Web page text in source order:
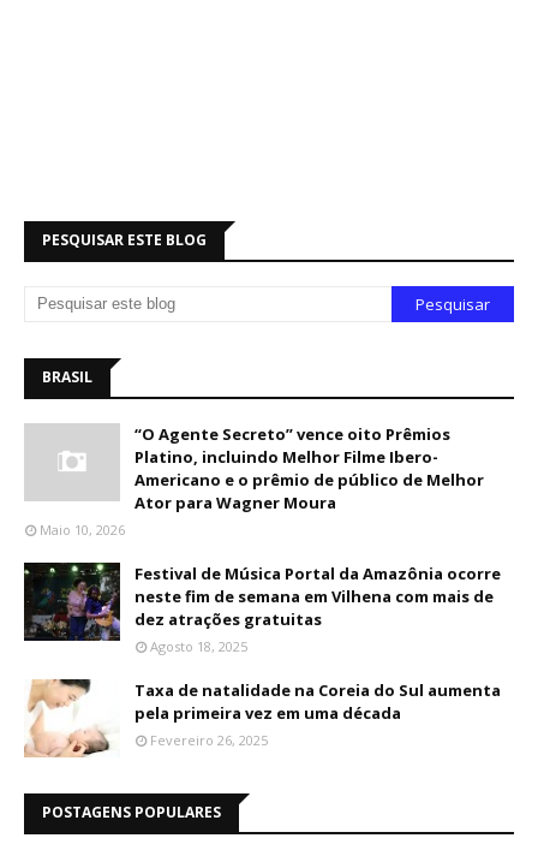
PESQUISAR ESTE BLOG
BRASIL
“O Agente Secreto” vence oito Prêmios
Platino, incluindo Melhor Filme Ibero-
Americano e o prêmio de público de Melhor
Ator para Wagner Moura
Maio 10, 2026
Festival de Música Portal da Amazônia ocorre
neste fim de semana em Vilhena com mais de
dez atrações gratuitas
Agosto 18, 2025
Taxa de natalidade na Coreia do Sul aumenta
pela primeira vez em uma década
Fevereiro 26, 2025
POSTAGENS POPULARES